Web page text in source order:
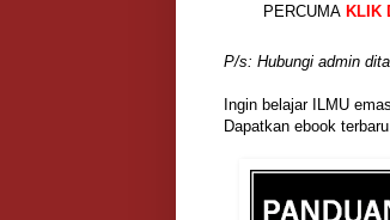
PERCUMA KLIK
P/s: Hubungi admin
Ingin belajar ILMU
Dapatkan ebook terbaru